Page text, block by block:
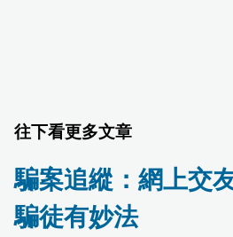
往下看更多文章
騙案追縱：網上交
騙徒有妙法